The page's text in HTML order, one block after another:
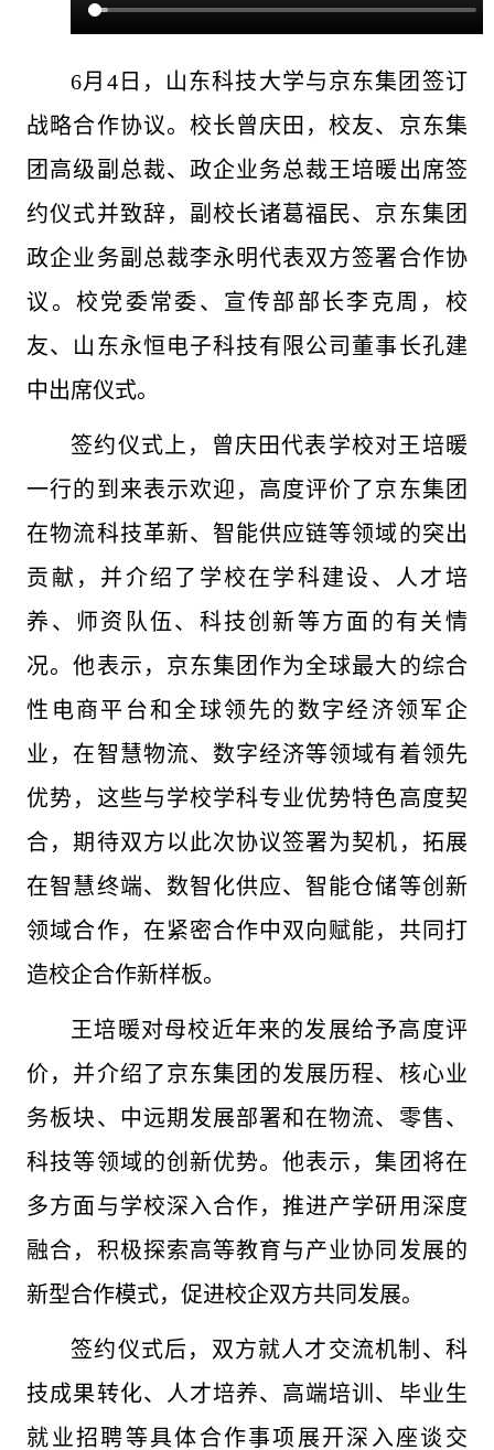
6月4日，山东科技大学与京东集团签订
战略合作协议。校长曾庆田，校友、京东集
团高级副总裁、政企业务总裁王培暖出席签
约仪式并致辞，副校长诸葛福民、京东集团
政企业务副总裁李永明代表双方签署合作协
议。校党委常委、宣传部部长李克周，校
友、山东永恒电子科技有限公司董事长孔建
中出席仪式。
签约仪式上，曾庆田代表学校对王培暖
一行的到来表示欢迎，高度评价了京东集团
在物流科技革新、智能供应链等领域的突出
贡献，并介绍了学校在学科建设、人才培
养、师资队伍、科技创新等方面的有关情
况。他表示，京东集团作为全球最大的综合
性电商平台和全球领先的数字经济领军企
业，在智慧物流、数字经济等领域有着领先
优势，这些与学校学科专业优势特色高度契
合，期待双方以此次协议签署为契机，拓展
在智慧终端、数智化供应、智能仓储等创新
领域合作，在紧密合作中双向赋能，共同打
造校企合作新样板。
王培暖对母校近年来的发展给予高度评
价，并介绍了京东集团的发展历程、核心业
务板块、中远期发展部署和在物流、零售、
科技等领域的创新优势。他表示，集团将在
多方面与学校深入合作，推进产学研用深度
融合，积极探索高等教育与产业协同发展的
新型合作模式，促进校企双方共同发展。
签约仪式后，双方就人才交流机制、科
技成果转化、人才培养、高端培训、毕业生
就业招聘等具体合作事项展开深入座谈交